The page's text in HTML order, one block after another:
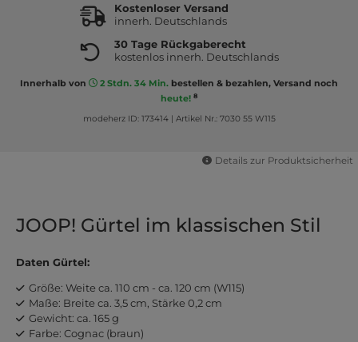
Kostenloser Versand
innerh. Deutschlands
30 Tage Rückgaberecht
kostenlos innerh. Deutschlands
Innerhalb von 2 Stdn. 34 Min. bestellen & bezahlen, Versand noch
heute! 8
modeherz ID: 173414| Artikel Nr.: 7030 55 W115
Details zur Produktsicherheit
JOOP! Gürtel im klassischen Stil
Daten Gürtel:
Größe: Weite ca. 110 cm - ca. 120 cm (W115)
Maße: Breite ca. 3,5 cm, Stärke 0,2 cm
Gewicht: ca. 165 g
Farbe: Cognac (braun)